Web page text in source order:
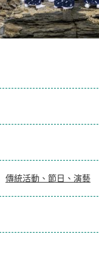
傳統活動、節日、演藝